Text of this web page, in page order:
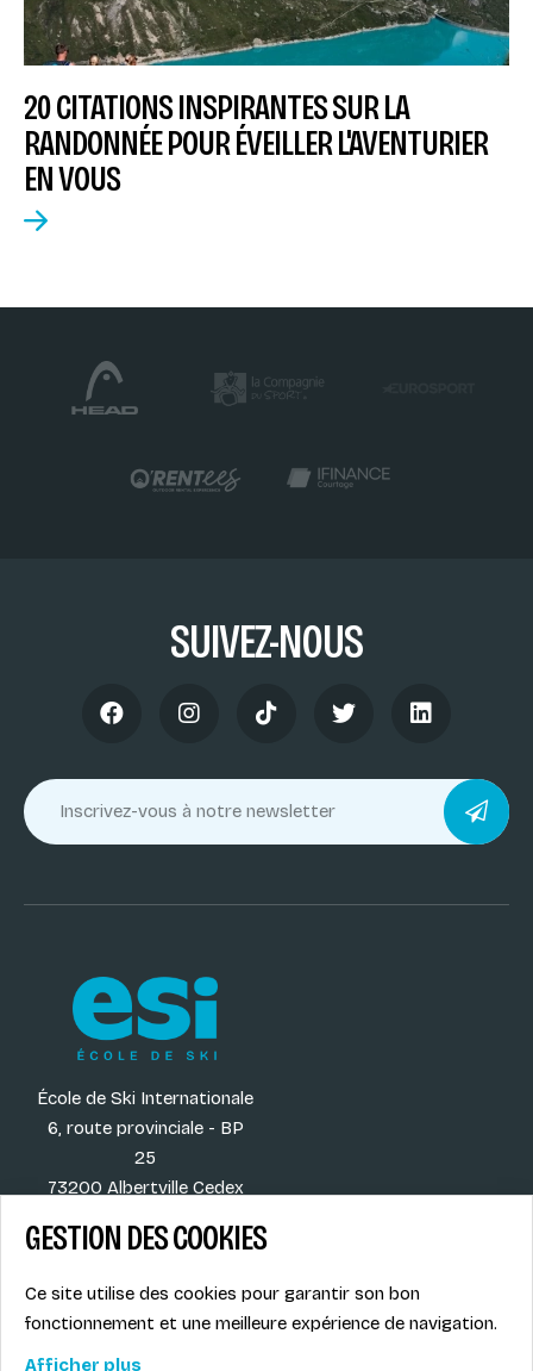
20 CITATIONS INSPIRANTES SUR LA
RANDONNÉE POUR ÉVEILLER L'AVENTURIER
EN VOUS
SUIVEZ-NOUS
École de Ski Internationale
6, route provinciale - BP
25
73200 Albertville Cedex
Nos destinations
Nos activités
Mentions légales
GESTION DES COOKIES
Ce site utilise des cookies pour garantir son bon
fonctionnement et une meilleure expérience de navigation.
Afficher plus